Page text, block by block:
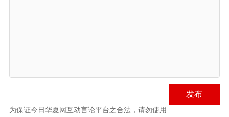
发布
为保证今日华夏网互动言论平台之合法，请勿使用